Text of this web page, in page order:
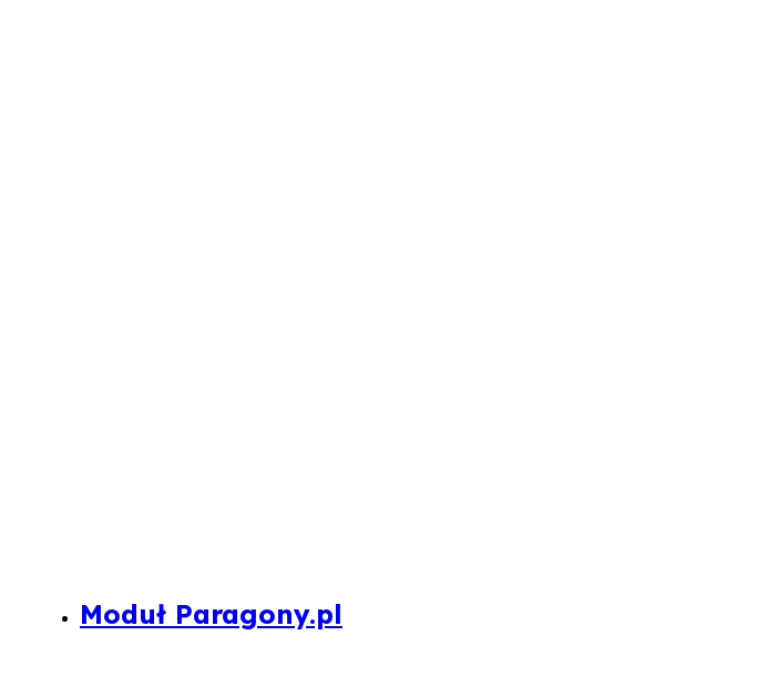
Moduł Paragony.pl